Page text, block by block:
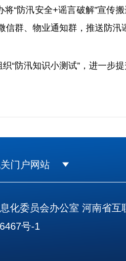
防汛安全+谣言破解”宣传搬
群、物业通知群，推送防汛
汛知识小测试”，进一步提
门户网站
化委员会办公室 河南省
号-1